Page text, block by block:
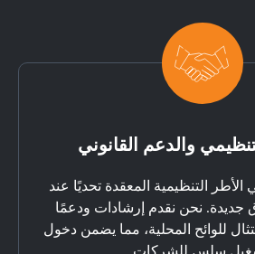
والدعم القانوني
التنظيمية المعقدة تحديًا عند
جديدة. نحن نقدم إرشادات ودعمًا
للوائح المحلية، مما يضمن دخول